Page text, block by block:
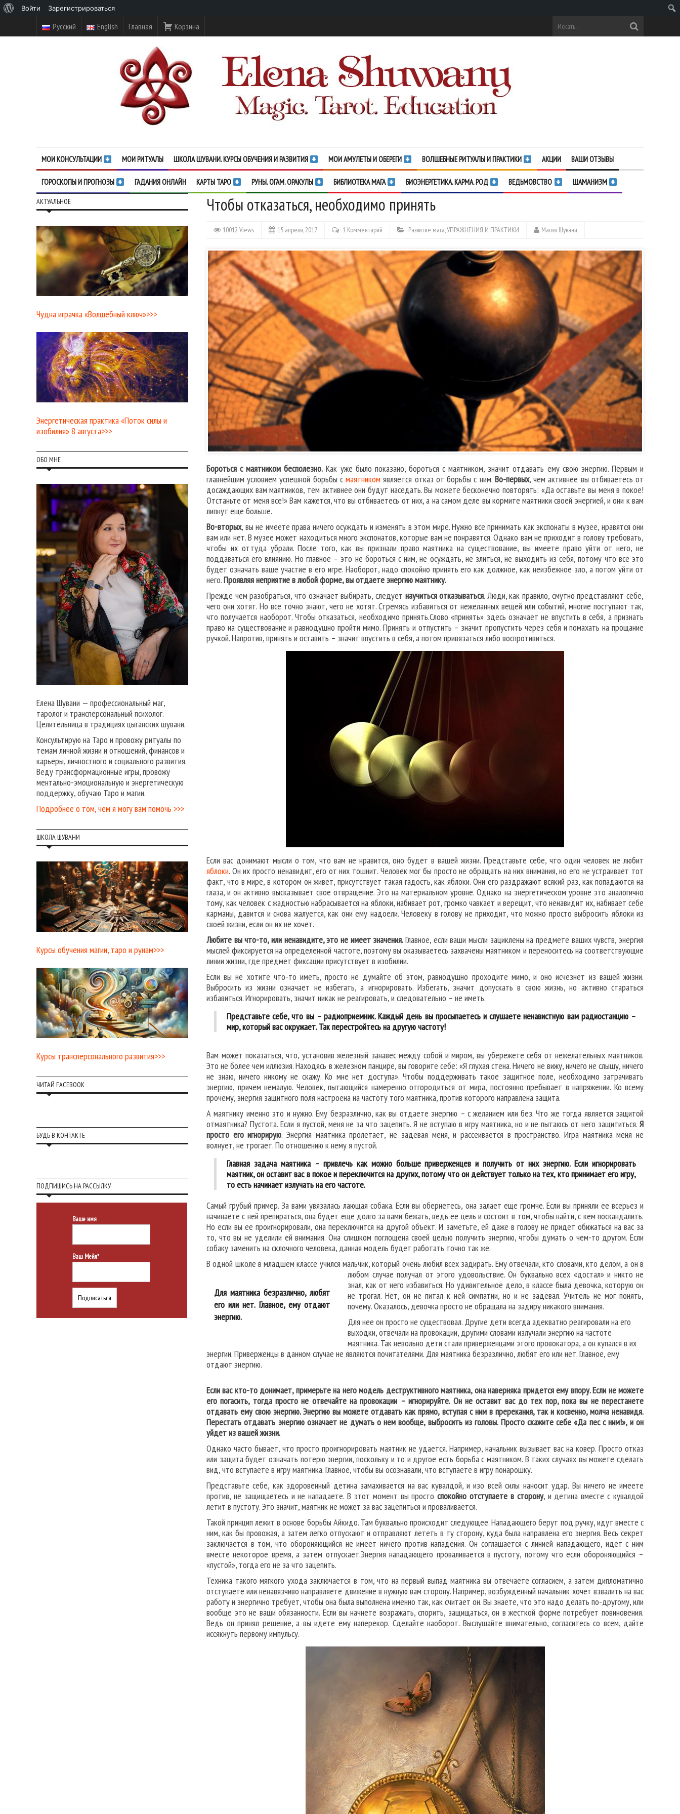
Русский English Главная Корзина
МОИ КОНСУЛЬТАЦИИ МОИ РИТУАЛЫ ШКОЛА ШУВАНИ. КУРСЫ ОБУЧЕНИЯ И РАЗВИТИЯ МОИ АМУЛЕТЫ И ОБЕРЕГИ ВОЛШЕБНЫЕ РИТУАЛЫ И ПРАКТИКИ АКЦИИ ВАШИ ОТЗЫВЫ
ГОРОСКОПЫ И ПРОГНОЗЫ ГАДАНИЯ ОНЛАЙН КАРТЫ ТАРО РУНЫ. ОГАМ. ОРАКУЛЫ БИБЛИОТЕКА МАГА БИОЭНЕРГЕТИКА. КАРМА. РОД ВЕДЬМОВСТВО ШАМАНИЗМ
Чтобы отказаться, необходимо принять
10012 Views 15 апреля, 2017 1 Комментарий Развитие мага,УПРАЖНЕНИЯ И ПРАКТИКИ Магия Шувани
Бороться с маятником бесполезно. Как уже было показано, бороться с маятником, значит отдавать ему свою энергию. Первым и
главнейшим условием успешной борьбы смаятником является отказ от борьбы с ним. Во-первых, чем активнее вы отбиваетесь от
досаждающих вам маятников, тем активнее они будут наседать. Вы можете бесконечно повторять: «Да оставьте вы меня в покое!
Отстаньте от меня все!» Вам кажется, что вы отбиваетесь от них, а на самом деле вы кормите маятники своей энергией, и они к вам
липнут еще больше.
Во-вторых, вы не имеете права ничего осуждать и изменять в этом мире. Нужно все принимать как экспонаты в музее, нравятся они
вам или нет. В музее может находиться много экспонатов, которые вам не понравятся. Однако вам не приходит в голову требовать,
чтобы их оттуда убрали. После того, как вы признали право маятника на существование, вы имеете право уйти от него, не
поддаваться его влиянию. Но главное – это не бороться с ним, не осуждать, не злиться, не выходить из себя, потому что все это
будет означать ваше участие в его игре. Наоборот, надо спокойно принять его как должное, как неизбежное зло, а потом уйти от
него.Проявляя неприятие в любой форме, вы отдаете энергию маятнику.
Прежде чем разобраться, что означает выбирать, следует научиться отказываться. Люди, как правило, смутно представляют себе,
чего они хотят. Но все точно знают, чего не хотят. Стремясь избавиться от нежеланных вещей или событий, многие поступают так,
что получается наоборот. Чтобы отказаться, необходимо принять.Слово «принять» здесь означает не впустить в себя, а признать
право на существование и равнодушно пройти мимо. Принять и отпустить – значит пропустить через себя и помахать на прощание
ручкой. Напротив, принять и оставить – значит впустить в себя, а потом привязаться либо воспротивиться.
Если вас донимают мысли о том, что вам не нравится, оно будет в вашей жизни. Представьте себе, что один человек не любит
яблоки. Он их просто ненавидит, его от них тошнит. Человек мог бы просто не обращать на них внимания, но его не устраивает тот
факт, что в мире, в котором он живет, присутствует такая гадость, как яблоки. Они его раздражают всякий раз, как попадаются на
глаза, и он активно высказывает свое отвращение. Это на материальном уровне. Однако на энергетическом уровне это аналогично
тому, как человек с жадностью набрасывается на яблоки, набивает рот, громко чавкает и верещит, что ненавидит их, набивает себе
карманы, давится и снова жалуется, как они ему надоели. Человеку в голову не приходит, что можно просто выбросить яблоки из
своей жизни, если он их не хочет.
Любите вы что-то, или ненавидите, это не имеет значения.Главное, если ваши мысли зациклены на предмете ваших чувств, энергия
мыслей фиксируется на определенной частоте, поэтому вы оказываетесь захвачены маятником и переноситесь на соответствующие
линии жизни, где предмет фиксации присутствует в изобилии.
Если вы не хотите что-то иметь, просто не думайте об этом, равнодушно проходите мимо, и оно исчезнет из вашей жизни.
Выбросить из жизни означает не избегать, а игнорировать. Избегать, значит допускать в свою жизнь, но активно стараться
избавиться. Игнорировать, значит никак не реагировать, и следовательно – не иметь.
Представьте себе, что вы – радиоприемник. Каждый день вы просыпаетесь и слушаете ненавистную вам радиостанцию –
мир, который вас окружает. Так перестройтесь на другую частоту!
Вам может показаться, что, установив железный занавес между собой и миром, вы убережете себя от нежелательных маятников.
Это не более чем иллюзия. Находясь в железном панцире, вы говорите себе: «Я глухая стена. Ничего не вижу, ничего не слышу, ничего
не знаю, ничего никому не скажу. Ко мне нет доступа». Чтобы поддерживать такое защитное поле, необходимо затрачивать
энергию, причем немалую. Человек, пытающийся намеренно отгородиться от мира, постоянно пребывает в напряжении. Ко всему
прочему, энергия защитного поля настроена на частоту того маятника, против которого направлена защита.
А маятнику именно это и нужно. Ему безразлично, как вы отдаете энергию – с желанием или без. Что же тогда является защитой
отмаятника? Пустота. Если я пустой, меня не за что зацепить. Я не вступаю в игру маятника, но и не пытаюсь от него защититься. Я
просто его игнорирую. Энергия маятника пролетает, не задевая меня, и рассеивается в пространство. Игра маятника меня не
волнует, не трогает. По отношению к нему я пустой.
Главная задача маятника – привлечь как можно больше приверженцев и получить от них энергию.Если игнорировать
маятник, он оставит вас в покое и переключится на других, потому что он действует только на тех, кто принимает его игру,
то есть начинает излучать на его частоте.
Самый грубый пример. За вами увязалась лающая собака. Если вы обернетесь, она залает еще громче. Если вы приняли ее всерьез и
начинаете с ней препираться, она будет еще долго за вами бежать, ведь ее цель и состоит в том, чтобы найти, с кем поскандалить.
Но если вы ее проигнорировали, она переключится на другой объект. И заметьте, ей даже в голову не придет обижаться на вас за
то, что вы не уделили ей внимания. Она слишком поглощена своей целью получить энергию, чтобы думать о чем-то другом. Если
собаку заменить на склочного человека, данная модель будет работать точно так же.
В одной школе в младшем классе учился мальчик, который очень любил всех задирать. Ему отвечали, кто
Для маятника безразлично, любят
его или нет. Главное, ему отдают
энергию.
словами, кто делом, а он в
любом случае получал от этого удовольствие. Он буквально всех «достал» и никто не
знал, как от него избавиться. Но удивительное дело, в классе была девочка, которую он
не трогал. Нет, он не питал к ней симпатии, но и не задевал. Учитель не мог понять,
почему. Оказалось, девочка просто не обращала на задиру никакого внимания.
Для нее он просто не существовал. Другие дети всегда адекватно реагировали на его
выходки, отвечали на провокации, другими словами излучали энергию на частоте
маятника. Так невольно дети стали приверженцами этого провокатора, а он купался в их
энергии. Приверженцы в данном случае не являются почитателями. Для маятника безразлично, любят его или нет. Главное, ему
отдают энергию.
Если вас кто-то донимает, примерьте на него модель деструктивного маятника, она наверняка придется ему впору. Если не можете
его погасить, тогда просто не отвечайте на провокации – игнорируйте. Он не оставит вас до тех пор, пока вы не перестанете
отдавать ему свою энергию. Энергию вы можете отдавать как прямо, вступая с ним в пререкания, так и косвенно, молча ненавидя.
Перестать отдавать энергию означает не думать о нем вообще, выбросить из головы. Просто скажите себе «Да пес с ним!», и он
уйдет из вашей жизни.
Однако часто бывает, что просто проигнорировать маятник не удается. Например, начальник вызывает вас на ковер. Просто отказ
или защита будет означать потерю энергии, поскольку и то и другое есть борьба с маятником. В таких случаях вы можете сделать
вид, что вступаете в игру маятника. Главное, чтобы вы осознавали, что вступаете в игру понарошку.
Представьте себе, как здоровенный детина замахивается на вас кувалдой, и изо всей силы наносит удар. Вы ничего не имеете
против, не защищаетесь и не нападаете. В этот момент вы простоспокойно отступаете в сторону, и детина вместе с кувалдой
летит в пустоту. Это значит, маятник не может за вас зацепиться и проваливается.
Такой принцип лежит в основе борьбы Айкидо. Там буквально происходит следующее. Нападающего берут под ручку, идут вместе с
ним, как бы провожая, а затем легко отпускают и отправляют лететь в ту сторону, куда была направлена его энергия. Весь секрет
заключается в том, что обороняющийся не имеет ничего против нападения. Он соглашается с линией нападающего, идет с ним
вместе некоторое время, а затем отпускает.Энергия нападающего проваливается в пустоту, потому что если обороняющийся –
«пустой», тогда его не за что зацепить.
Техника такого мягкого ухода заключается в том, что на первый выпад маятника вы отвечаете согласием, а затем дипломатично
отступаете или ненавязчиво направляете движение в нужную вам сторону. Например, возбужденный начальник хочет взвалить на вас
работу и энергично требует, чтобы она была выполнена именно так, как считает он. Вы знаете, что это надо делать по-другому, или
вообще это не ваши обязанности. Если вы начнете возражать, спорить, защищаться, он в жесткой форме потребует повиновения.
Ведь он принял решение, а вы идете ему наперекор. Сделайте наоборот. Выслушайте внимательно, согласитесь со всем, дайте
иссякнуть первому импульсу.
АКТУАЛЬНОЕ
Чудна играчка «Волшебный ключ»>>>
Энергетическая практика «Поток силы и
изобилия» 8 августа>>>
ОБО МНЕ
Елена Шувани — профессиональный маг,
таролог и трансперсональный психолог.
Целительница в традициях цыганских шувани.
Консультирую на Таро и провожу ритуалы по
темам личной жизни и отношений, финансов и
карьеры, личностного и социального развития.
Веду трансформационные игры, провожу
ментально-эмоциональную и энергетическую
поддержку, обучаю Таро и магии.
Подробнее о том, чем я могу вам помочь >>>
ШКОЛА ШУВАНИ
Курсы обучения магии, таро и рунам>>>
Курсы трансперсонального развития>>>
ЧИТАЙ FACEBOOK
БУДЬ В КОНТАКТЕ
ПОДПИШИСЬ НА РАССЫЛКУ
Ваше имя
Ваш Мейл*
WordPress
Войти Зарегистрироваться